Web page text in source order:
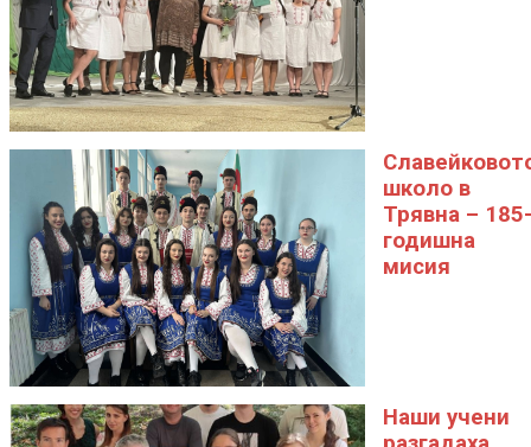
школо в
Трявна – 185-
годишна
мисия
Наши учени